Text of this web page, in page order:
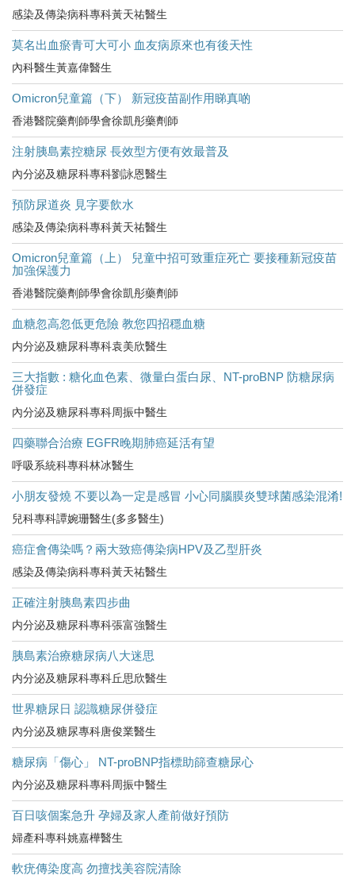
感染及傳染病科專科黃天祐醫生
莫名出血瘀青可大可小 血友病原來也有後天性
內科醫生黃嘉偉醫生
Omicron兒童篇（下） 新冠疫苗副作用睇真啲
香港醫院藥劑師學會徐凱彤藥劑師
注射胰島素控糖尿 長效型方便有效最普及
內分泌及糖尿科專科劉詠恩醫生
預防尿道炎 見字要飲水
感染及傳染病科專科黃天祐醫生
Omicron兒童篇（上） 兒童中招可致重症死亡 要接種新冠疫苗
加強保護力
香港醫院藥劑師學會徐凱彤藥劑師
血糖忽高忽低更危險 教您四招穩血糖
内分泌及糖尿科專科袁美欣醫生
三大指數 : 糖化血色素、微量白蛋白尿、NT-proBNP 防糖尿病
併發症
內分泌及糖尿科專科周振中醫生
四藥聯合治療 EGFR晚期肺癌延活有望
呼吸系統科專科林冰醫生
小朋友發燒 不要以為一定是感冒 小心同腦膜炎雙球菌感染混淆!
兒科專科譚婉珊醫生(多多醫生)
癌症會傳染嗎？兩大致癌傳染病HPV及乙型肝炎
感染及傳染病科專科黃天祐醫生
正確注射胰島素四步曲
内分泌及糖尿科專科張富強醫生
胰島素治療糖尿病八大迷思
内分泌及糖尿科專科丘思欣醫生
世界糖尿日 認識糖尿併發症
內分泌及糖尿專科唐俊業醫生
糖尿病「傷心」 NT-proBNP指標助篩查糖尿心
內分泌及糖尿科專科周振中醫生
百日咳個案急升 孕婦及家人產前做好預防
婦產科專科姚嘉樺醫生
軟疣傳染度高 勿擅找美容院清除